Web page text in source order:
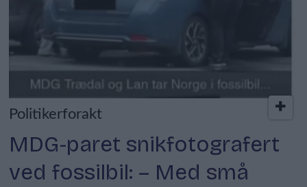
Politikerforakt
MDG-paret snikfotografert
ved fossilbil: – Med små